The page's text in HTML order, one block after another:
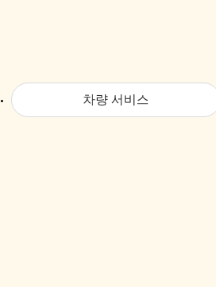
차량 서비스